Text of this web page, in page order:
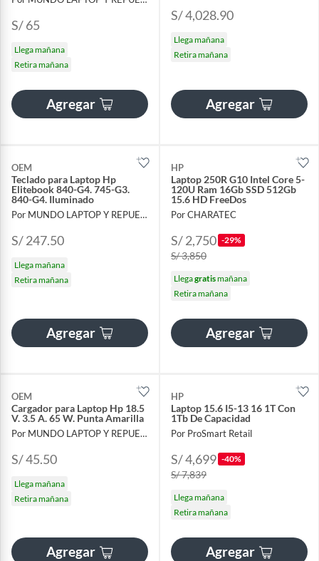
S/ 65
Llega mañana
Retira mañana
Agregar
S/ 4,028.90
Llega mañana
Retira mañana
Agregar
OEM
Teclado para Laptop Hp
Elitebook 840-G4. 745-G3.
840-G4. Iluminado
Por MUNDO LAPTOP Y REPUESTOS
S/ 247.50
Llega mañana
Retira mañana
Agregar
HP
Laptop 250R G10 Intel Core 5-
120U Ram 16Gb SSD 512Gb
15.6 HD FreeDos
Por CHARATEC
S/ 2,750 -29%
S/ 3,850
Llegagratismañana
Retira mañana
Agregar
OEM
Cargador para Laptop Hp 18.5
V. 3.5 A. 65 W. Punta Amarilla
Por MUNDO LAPTOP Y REPUESTOS
S/ 45.50
Llega mañana
Retira mañana
Agregar
HP
Laptop 15.6 I5-13 16 1T Con
1Tb De Capacidad
Por ProSmart Retail
S/ 4,699 -40%
S/ 7,839
Llega mañana
Retira mañana
Agregar